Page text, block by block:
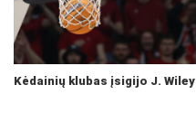
Kėdainių klubas įsigijo J. Wiley